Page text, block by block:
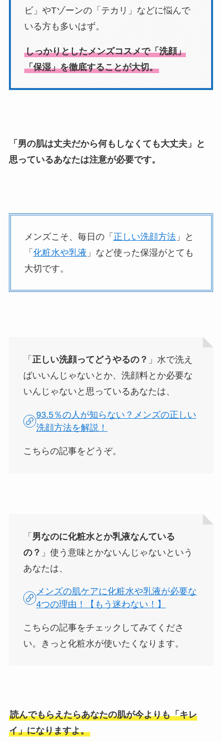
ビ」やTゾーンの「テカリ」などに悩んで
いる方も多いはず。
しっかりとしたメンズコスメで「洗顔」
「保湿」を徹底することが大切。
「男の肌は丈夫だから何もしなくても大丈夫」と
思っているあなたは注意が必要です。
メンズこそ、毎日の「 正しい洗顔方法」と
「 化粧水や乳液 」など使った保湿がとても
大切です。
「 正しい洗顔ってどうやるの？ 」水で洗え
ばいいんじゃないとか、洗顔料とか必要な
いんじゃないと思っているあなたは、
93.5％の人が知らない？メンズの正しい
洗顔方法を解説！
こちらの記事をどうぞ。
「 男なのに化粧水とか乳液なんている
の？ 」使う意味とかないんじゃないという
あなたは、
メンズの肌ケアに化粧水や乳液が必要な
4つの理由！【もう迷わない！】
こちらの記事をチェックしてみてくださ
い。きっと化粧水が使いたくなります。
読んでもらえたらあなたの肌が今よりも「キレ
イ」になりますよ。